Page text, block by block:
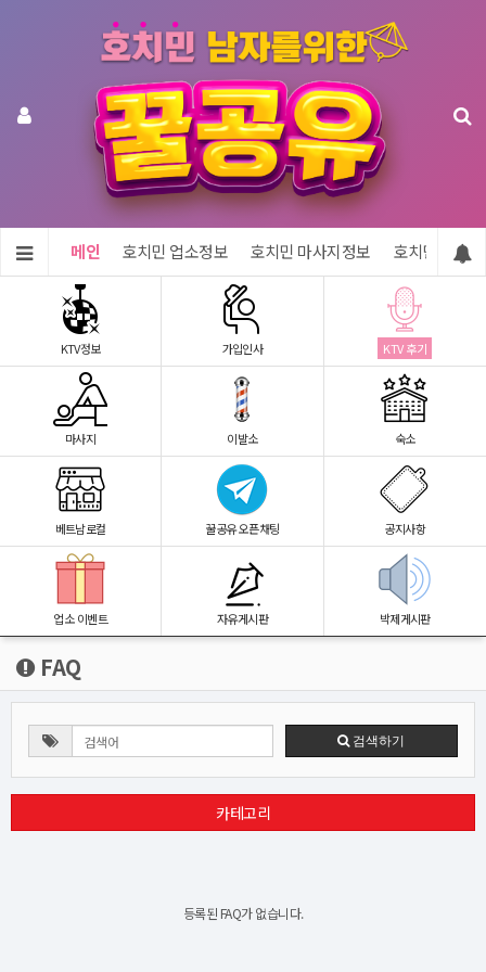
메인 호치민 업소정보 호치민 마사지정보 호치민 숙소
KTV정보 가입인사 KTV 후기
마사지 이발소 숙소
베트남로컬 꿀공유 오픈채팅 공지사항
업소 이벤트 자유게시판 박제게시판
FAQ
검색하기
카테고리
등록된 FAQ가 없습니다.